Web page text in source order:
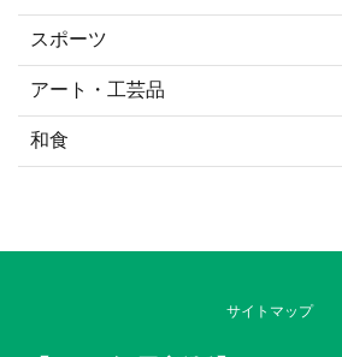
スポーツ
アート・工芸品
和食
サイトマップ